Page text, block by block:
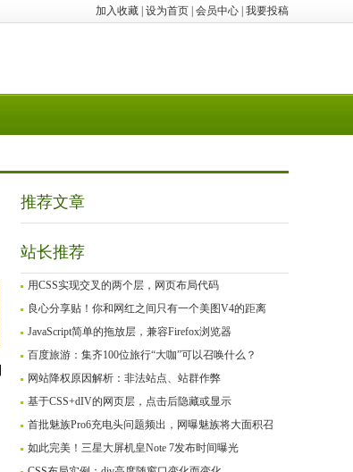
加入收藏 设为首页 会员中心 我要投稿
推荐文章
站长推荐
用CSS实现交叉的两个层，网页布局代码
良心分享贴！你和网红之间只有一个美图V4的距离
JavaScript简单的拖放层，兼容Firefox浏览器
百度旅游：集齐100位旅行“大咖”可以召唤什么？
网站降权原因解析：非法站点、站群作弊
基于CSS+dIV的网页层，点击后隐藏或显示
首批魅族Pro6充电头问题频出，网曝魅族将大面积召
如此完美！三星大屏机皇Note 7发布时间曝光